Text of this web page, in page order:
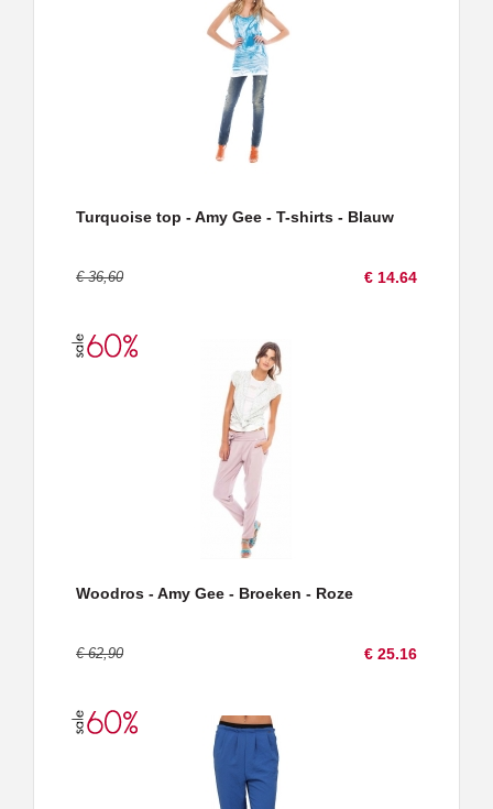
Turquoise top - Amy Gee - T-shirts - Blauw
€ 36,60 € 14.64
Woodros - Amy Gee - Broeken - Roze
€ 62,90 € 25.16